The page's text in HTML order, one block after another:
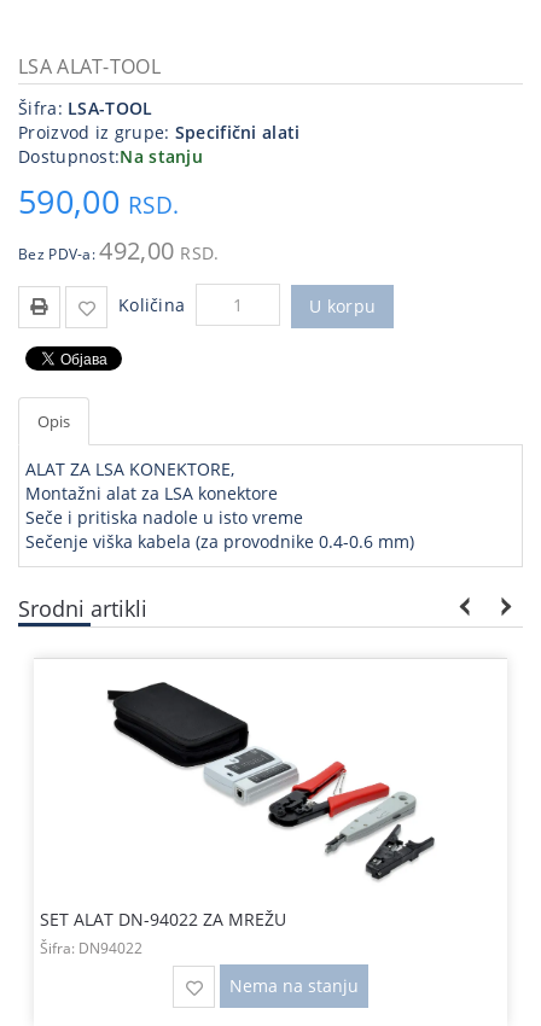
priključci
Kućna
tehnika
Poslovna
program
LSA ALAT-TOOL
Šifra: LSA-TOOL
Proizvod iz grupe: Specifični alati
Dostupnost:Na stanju
590,00 RSD.
Bez PDV-a: 492,00 RSD.
Količina U korpu
Opis
ALAT ZA LSA KONEKTORE,
Montažni alat za LSA konektore
Seče i pritiska nadole u isto vreme
Sečenje viška kabela (za provodnike 0.4-0.6 mm)
Srodni artikli
SET ALAT DN-94022 ZA MREŽU
Šifra: DN94022
Nema na stanju